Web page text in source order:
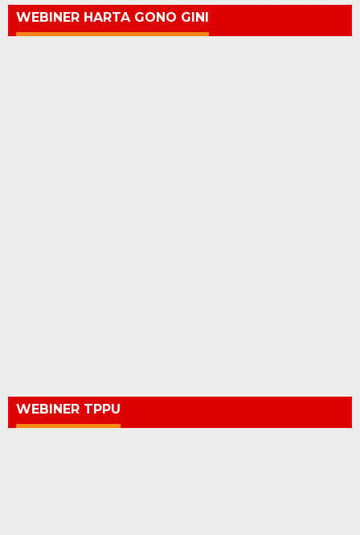
WEBINER HARTA GONO GINI
WEBINER TPPU